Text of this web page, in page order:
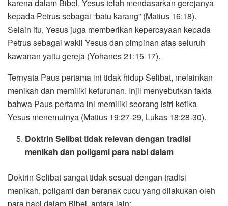
karena dalam Bibel, Yesus telah mendasarkan gerejanya
kepada Petrus sebagai “batu karang” (Matius 16:18).
Selain itu, Yesus juga memberikan kepercayaan kepada
Petrus sebagai wakil Yesus dan pimpinan atas seluruh
kawanan yaitu gereja (Yohanes 21:15-17).
Ternyata Paus pertama ini tidak hidup Selibat, melainkan
menikah dan memiliki keturunan. Injil menyebutkan fakta
bahwa Paus pertama ini memiliki seorang istri ketika
Yesus menemuinya (Matius 19:27-29, Lukas 18:28-30).
Doktrin Selibat tidak relevan dengan tradisi
menikah dan poligami para nabi dalam
Doktrin Selibat sangat tidak sesuai dengan tradisi
menikah, poligami dan beranak cucu yang dilakukan oleh